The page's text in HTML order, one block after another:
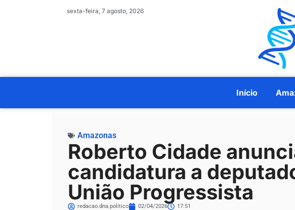
sexta-feira, 7 agosto, 2026
Início
Amazonas
Roberto Cidade
candidatura a
União Progressista
redacao.dna.politico 02/04/2026 17:51